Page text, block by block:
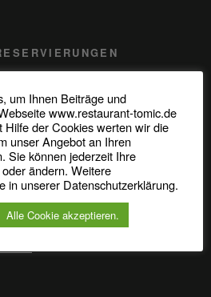
um Ihnen Beiträge und
www.restaurant-tomic.de
Hilfe der Cookies werten wir die
unser Angebot an Ihren
Sie können jederzeit Ihre
ändern. Weitere
in unserer Datenschutzerklärung.
Alle Cookie akzeptieren.